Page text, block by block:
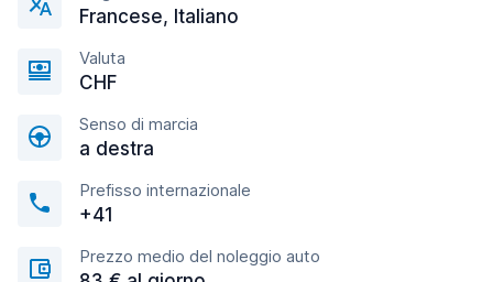
Francese, Italiano
Valuta
CHF
Senso di marcia
a destra
Prefisso internazionale
+41
Prezzo medio del noleggio auto